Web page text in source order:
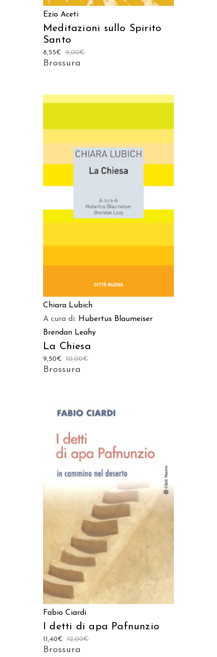
Ezio Aceti
Meditazioni sullo Spirito
Santo
9,00€
8,55€
Brossura
Chiara Lubich
A cura di: Hubertus Blaumeiser
Brendan Leahy
La Chiesa
10,00€
9,50€
Brossura
AGGIUNGI AL CARRELLO
Fabio Ciardi
I detti di apa Pafnunzio
12,00€
11,40€
Brossura